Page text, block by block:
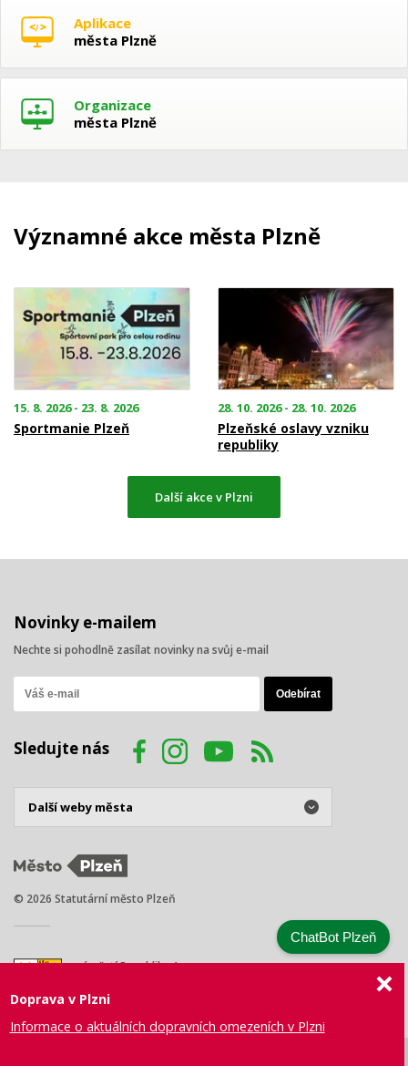
Aplikace
města Plzně
Organizace
města Plzně
Významné akce města Plzně
15. 8. 2026 - 23. 8. 2026
Sportmanie Plzeň
28. 10. 2026 - 28. 10. 2026
Plzeňské oslavy vzniku
republiky
Další akce v Plzni
Novinky e-mailem
Nechte si pohodlně zasílat novinky na svůj e-mail
Sledujte nás
© 2026 Statutární město Plzeň
náměstí Republiky 1
Tel.: +420 378 031 111
Doprava v Plzni
Informace o aktuálních dopravních omezeních v Plzni
ChatBot Plzeň